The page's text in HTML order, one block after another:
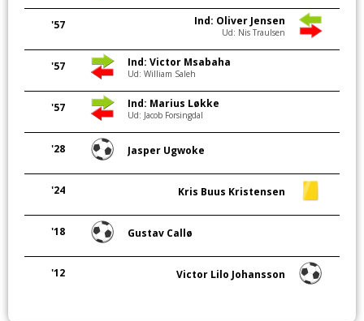
'57 Ind: Oliver Jensen
Ud: Nis Traulsen
'57 Ind: Victor Msabaha
Ud: William Saleh
'57 Ind: Marius Løkke
Ud: Jacob Forsingdal
'28 Jasper Ugwoke
'24 Kris Buus Kristensen
'18 Gustav Callø
'12 Victor Lilo Johansson